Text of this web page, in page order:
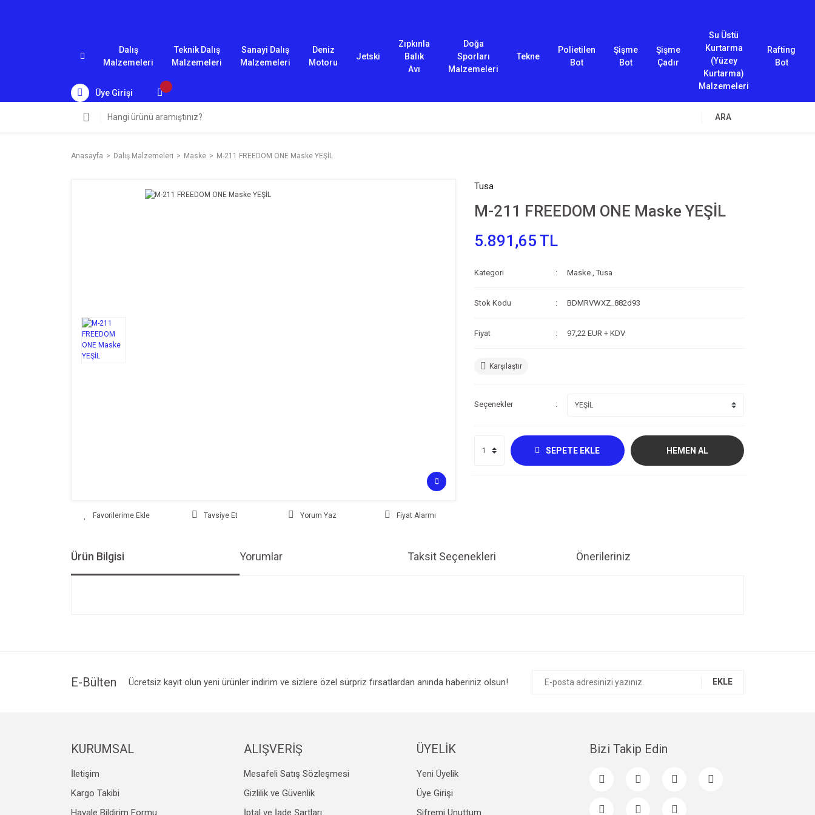
Dalış
Malzemeleri
Teknik Dalış
Malzemeleri
Sanayi Dalış
Malzemeleri
Deniz
Motoru
Jetski
Zıpkınla
Balık
Avı
Doğa
Sporları
Malzemeleri
Tekne
Polietilen
Bot
Şişme
Bot
Şişme
Çadır
Su Üstü
Kurtarma
(Yüzey
Kurtarma)
Malzemeleri
Rafting
Bot
Üye Girişi
ARA
Anasayfa Dalış Malzemeleri Maske M-211 FREEDOM ONE Maske YEŞİL
Tavsiye Et Yorum Yaz Fiyat Alarmı
Tusa
M-211 FREEDOM ONE Maske YEŞİL
5.891,65 TL
Kategori Maske ,Tusa
Stok Kodu BDMRVWXZ_882d93
Fiyat 97,22 EUR + KDV
Karşılaştır
Seçenekler
SEPETE EKLE HEMEN AL
Ürün Bilgisi Yorumlar Taksit Seçenekleri Önerileriniz
Ürün bilgilerinde hatalar bulunuyor.
Gönder
E-Bülten Ücretsiz kayıt olun yeni ürünler indirim ve sizlere özel sürpriz fırsatlardan anında haberiniz olsun! EKLE
KURUMSAL
İletişim
Kargo Takibi
Havale Bildirim Formu
ALIŞVERİŞ
Mesafeli Satış Sözleşmesi
Gizlilik ve Güvenlik
İptal ve İade Şartları
ÜYELİK
Yeni Üyelik
Üye Girişi
Şifremi Unuttum
Bizi Takip Edin